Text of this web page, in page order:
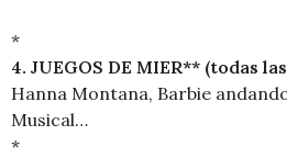
*
4. JUEGOS DE MIER** (todas
Hanna Montana, Barbie
Musical…
*